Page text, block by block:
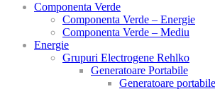
Componenta Verde
Componenta Verde – Energie
Componenta Verde – Mediu
Energie
Grupuri Electrogene Rehlko
Generatoare Portabile
Generatoare